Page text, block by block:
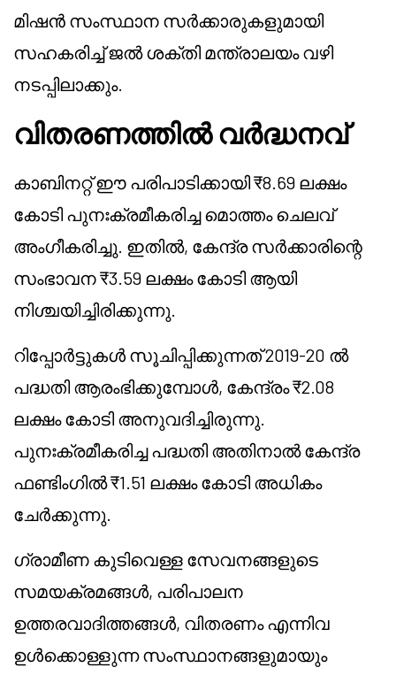
മിഷൻ സംസ്ഥാന സർക്കാരുകളുമായി
സഹകരിച്ച് ജൽ ശക്തി മന്ത്രാലയം വഴി
നടപ്പിലാക്കും.
വിതരണത്തിൽ വർദ്ധനവ്
കാബിനറ്റ് ഈ പരിപാടിക്കായി ₹8.69 ലക്ഷം
കോടി പുനഃക്രമീകരിച്ച മൊത്തം ചെലവ്
അംഗീകരിച്ചു. ഇതിൽ, കേന്ദ്ര സർക്കാരിന്റെ
സംഭാവന ₹3.59 ലക്ഷം കോടി ആയി
നിശ്ചയിച്ചിരിക്കുന്നു.
റിപ്പോർട്ടുകൾ സൂചിപ്പിക്കുന്നത് 2019-20 ൽ
പദ്ധതി ആരംഭിക്കുമ്പോൾ, കേന്ദ്രം ₹2.08
ലക്ഷം കോടി അനുവദിച്ചിരുന്നു.
പുനഃക്രമീകരിച്ച പദ്ധതി അതിനാൽ കേന്ദ്ര
ഫണ്ടിംഗിൽ ₹1.51 ലക്ഷം കോടി അധികം
ചേർക്കുന്നു.
ഗ്രാമീണ കുടിവെള്ള സേവനങ്ങളുടെ
സമയക്രമങ്ങൾ, പരിപാലന
ഉത്തരവാദിത്തങ്ങൾ, വിതരണം എന്നിവ
ഉൾക്കൊള്ളുന്ന സംസ്ഥാനങ്ങളുമായും